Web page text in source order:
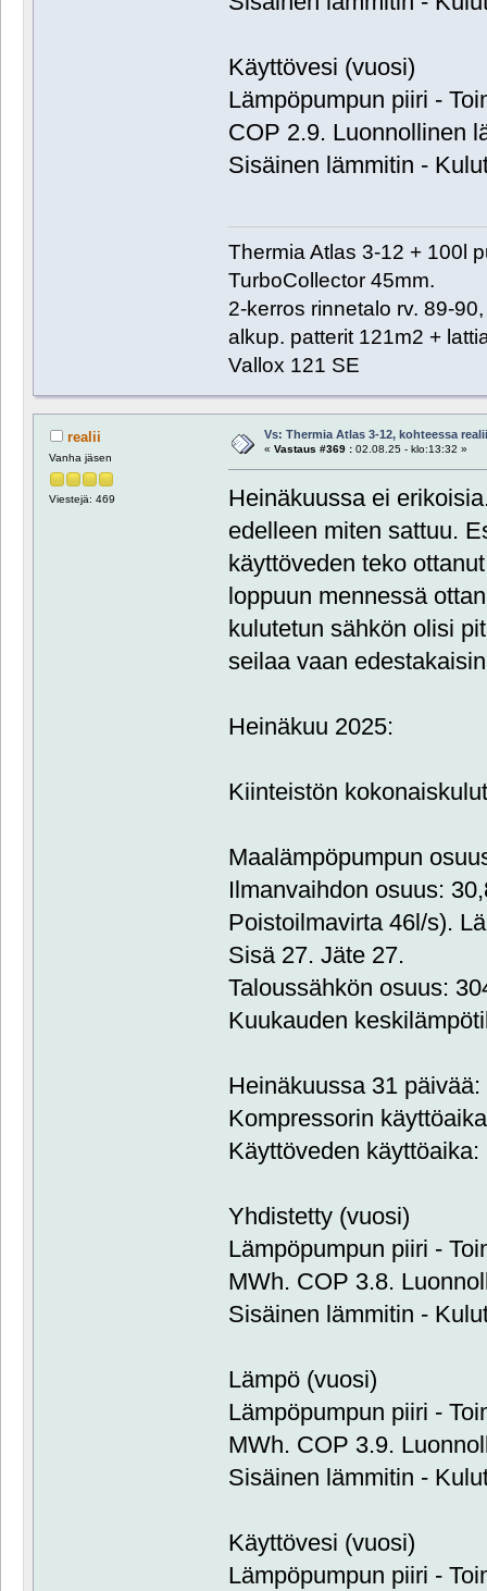
Käyttövesi (vuosi)
Lämpöpumpun piiri -
COP 2.9. Luonnollinen
Sisäinen lämmitin -
Thermia Atlas 3-12 + 100l
TurboCollector 45mm.
2-kerros rinnetalo rv. 89-
alkup. patterit 121m2 +
Vallox 121 SE
realii
Vanha jäsen
Viestejä: 469
Vs: Thermia Atlas 3-12, kohteessa realii
« Vastaus #369 :02.08.25 - klo:13:32 »
Heinäkuussa ei
edelleen miten sattuu.
käyttöveden teko
loppuun mennessä
kulutetun sähkön olisi
seilaa vaan
Heinäkuu 2025:
Kiinteistön
Maalämpöpumpun
Ilmanvaihdon osuus:
Poistoilmavirta 46l/s).
Sisä 27. Jäte 27.
Taloussähkön osuus:
Kuukauden
Heinäkuussa 31
Kompressorin
Käyttöveden käyttöaika:
Yhdistetty (vuosi)
Lämpöpumpun piiri -
MWh. COP 3.8.
Sisäinen lämmitin -
Lämpö (vuosi)
Lämpöpumpun piiri -
MWh. COP 3.9.
Sisäinen lämmitin -
Käyttövesi (vuosi)
Lämpöpumpun piiri -